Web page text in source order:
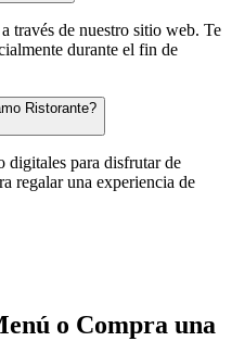
través de nuestro sitio web. Te
durante el fin de
Ristorante?
digitales para disfrutar de
regalar una experiencia de
o Compra una